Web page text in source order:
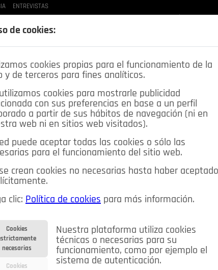
ENTREVISTAS
CRÓNICAS DE
DEPORTES OPINIÓN IN SALUD 🔴 EN DIRECTO
MIS ANUNCIOS
de cookies:
cookies propias para el funcionamiento de la
y de terceros para fines analíticos.
cookies para mostrarle publicidad
con sus preferencias en base a un perfil
a partir de sus hábitos de navegación (ni en
web ni en sitios web visitados).
puede aceptar todas las cookies o sólo las
para el funcionamiento del sitio web.
crean cookies no necesarias hasta haber aceptado
clic: Política de cookies para más información.
Cookies
necesarias
Cookies
Nuestra plataforma utiliza cookies
técnicas o necesarias para su
funcionamiento, como por ejemplo el
sistema de autenticación.